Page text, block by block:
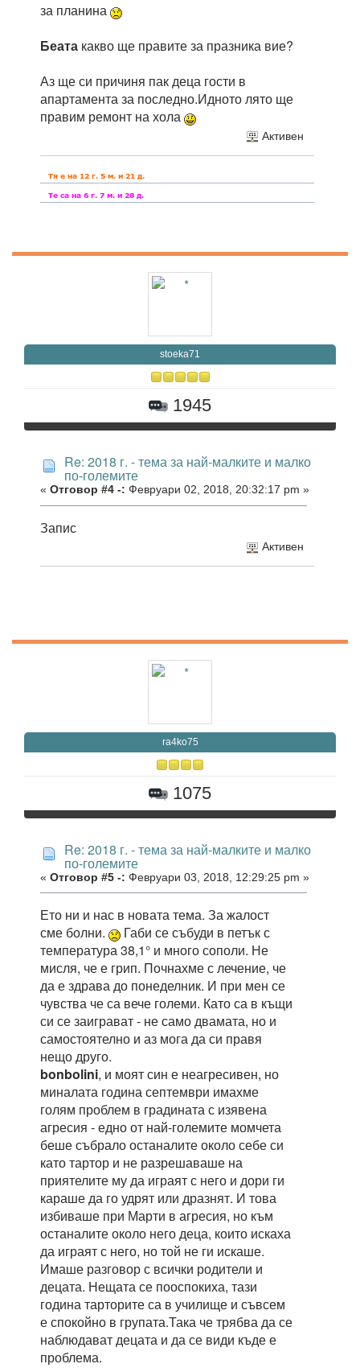
за планина
Беата какво ще правите за празника вие?
Аз ще си причиня пак деца гости в
апартамента за последно.Идното лято ще
правим ремонт на хола
Активен
stoeka71
1945
Re: 2018 г. - тема за най-малките и малко
по-големите
« Отговор #4 -: Февруари 02, 2018, 20:32:17 pm »
Запис
Активен
ra4ko75
1075
Re: 2018 г. - тема за най-малките и малко
по-големите
« Отговор #5 -: Февруари 03, 2018, 12:29:25 pm »
Ето ни и нас в новата тема. За жалост
сме болни.
Габи се събуди в петък с
температура 38,1° и много сополи. Не
мисля, че е грип. Почнахме с лечение, че
да е здрава до понеделник. И при мен се
чувства че са вече големи. Като са в къщи
си се заиграват - не само двамата, но и
самостоятелно и аз мога да си правя
нещо друго.
bonbolini, и моят син е неагресивен, но
миналата година септември имахме
голям проблем в градината с изявена
агресия - едно от най-големите момчета
беше събрало останалите около себе си
като тартор и не разрешаваше на
приятелите му да играят с него и дори ги
караше да го удрят или дразнят. И това
избиваше при Марти в агресия, но към
останалите около него деца, които искаха
да играят с него, но той не ги искаше.
Имаше разговор с всички родители и
децата. Нещата се пооспокиха, тази
година тарторите са в училище и съвсем
е спокойно в групата.Така че трябва да се
наблюдават децата и да се види къде е
проблема.